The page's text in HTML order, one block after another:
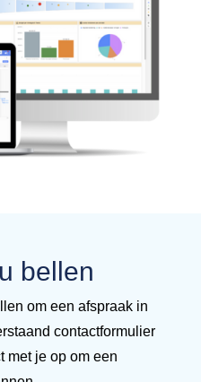
bellen
om een afspraak in
contactformulier
met je op om een